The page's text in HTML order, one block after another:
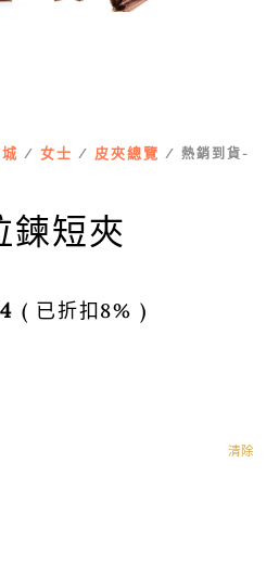
/女士 / 皮夾總覽 / 熱銷到貨-
鍊短夾
( 已折扣8% )
清除